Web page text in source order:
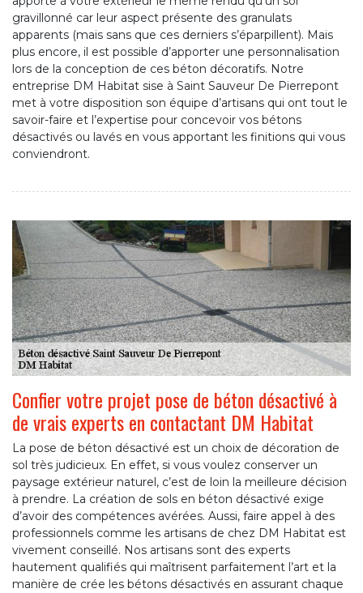
gravillonné car leur aspect présente des granulats
apparents (mais sans que ces derniers s’éparpillent). Mais
plus encore, il est possible d’apporter une personnalisation
lors de la conception de ces béton décoratifs. Notre
entreprise DM Habitat sise à Saint Sauveur De Pierrepont
met à votre disposition son équipe d’artisans qui ont tout le
savoir-faire et l’expertise pour concevoir vos bétons
désactivés ou lavés en vous apportant les finitions qui vous
conviendront.
Confier votre projet pose de béton désactivé à
de vrais experts en contactant DM Habitat
La pose de béton désactivé est un choix de décoration de
sol très judicieux. En effet, si vous voulez conserver un
paysage extérieur naturel, c’est de loin la meilleure décision
à prendre. La création de sols en béton désactivé exige
d’avoir des compétences avérées. Aussi, faire appel à des
professionnels comme les artisans de chez DM Habitat est
vivement conseillé. Nos artisans sont des experts
hautement qualifiés qui maîtrisent parfaitement l’art et la
manière de crée les bétons désactivés en assurant chaque